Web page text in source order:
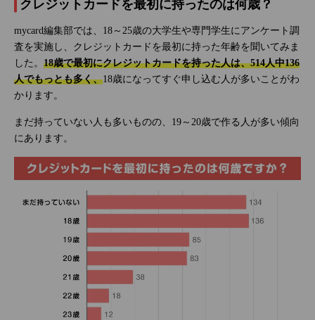
クレジットカードを最初に持ったのは何歳？
mycard編集部では、18～25歳の大学生や専門学生にアンケート調
査を実施し、クレジットカードを最初に持った年齢を聞いてみま
した。 18歳で最初にクレジットカードを持った人は、514人中136
人でもっとも多く、18歳になってすぐ申し込む人が多いことがわ
かります。
まだ持っていない人も多いものの、19～20歳で作る人が多い傾向
にあります。